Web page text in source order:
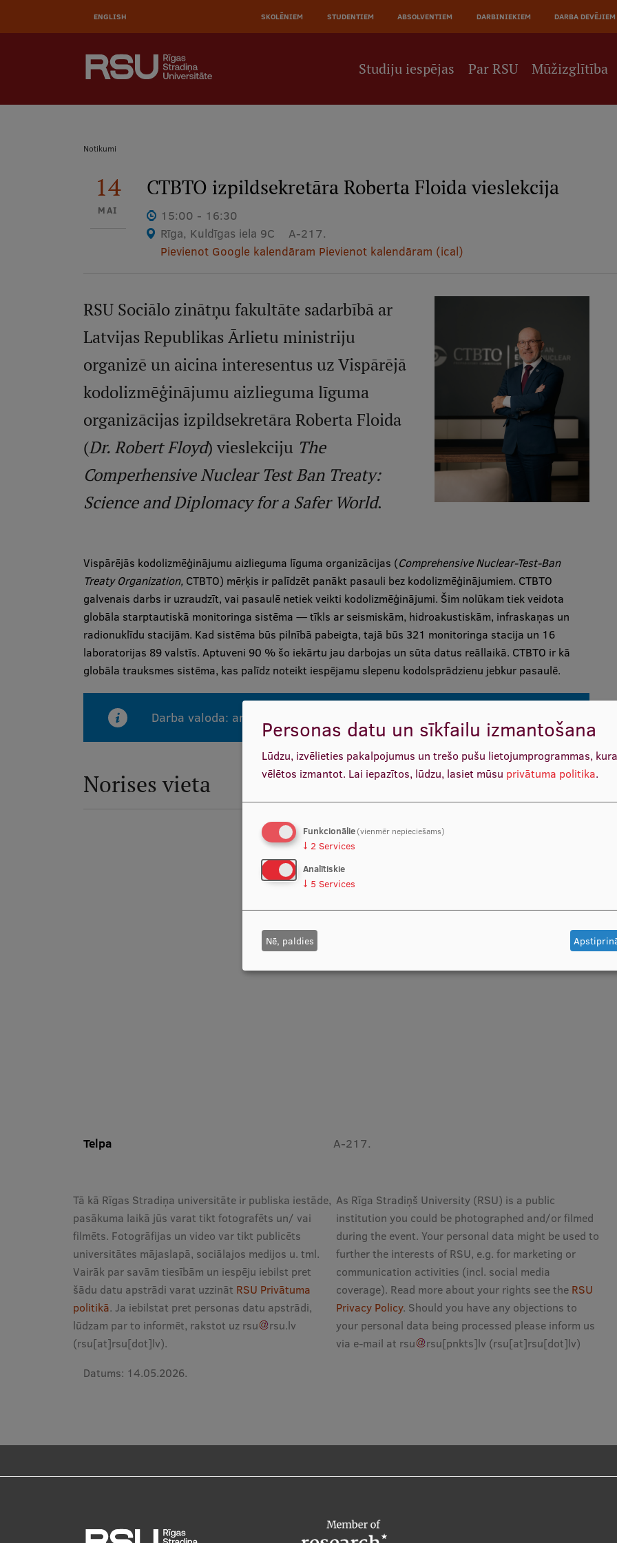
ENGLISH AUGŠĒJĀ
IZVĒLNE
SKOLĒNIEM STUDENTIEM ABSOLVENTIEM DARBINIEKIEM DARBA DEVĒJIEM
Studiju iespējas Par RSU Mūžizglītība
Atpakaļceļš
Notikumi
14
MAI
CTBTO izpildsekretāra Roberta Floida vieslekcija
15:00 - 16:30
Rīga, Kuldīgas iela 9C
A-217.
Pievienot Google kalendāram Pievienot kalendāram (ical)
RSU Sociālo zinātņu fakultāte sadarbībā ar
Latvijas Republikas Ārlietu ministriju
organizē un aicina interesentus uz Vispārējā
kodolizmēģinājumu aizlieguma līguma
organizācijas izpildsekretāra Roberta Floida
(Dr. Robert Floyd) vieslekciju The
Comperhensive Nuclear Test Ban Treaty:
Science and Diplomacy for a Safer World.
Vispārējās kodolizmēģinājumu aizlieguma līguma organizācijas (Comprehensive Nuclear-Test-Ban
Treaty Organization, CTBTO) mērķis ir palīdzēt panākt pasauli bez kodolizmēģinājumiem. CTBTO
galvenais darbs ir uzraudzīt, vai pasaulē netiek veikti kodolizmēģinājumi. Šim nolūkam tiek veidota
globāla starptautiskā monitoringa sistēma — tīkls ar seismiskām, hidroakustiskām, infraskaņas un
radionuklīdu stacijām. Kad sistēma būs pilnībā pabeigta, tajā būs 321 monitoringa stacija un 16
laboratorijas 89 valstīs. Aptuveni 90 % šo iekārtu jau darbojas un sūta datus reāllaikā. CTBTO ir kā
globāla trauksmes sistēma, kas palīdz noteikt iespējamu slepenu kodolsprādzienu jebkur pasaulē.
Darba valoda: angļu.
Norises vieta
Telpa A-217.
Tā kā Rīgas Stradiņa universitāte ir publiska iestāde,
pasākuma laikā jūs varat tikt fotografēts un/ vai
filmēts. Fotogrāfijas un video var tikt publicēts
universitātes mājaslapā, sociālajos medijos u. tml.
Vairāk par savām tiesībām un iespēju iebilst pret
šādu datu apstrādi varat uzzināt RSU Privātuma
politikā. Ja iebilstat pret personas datu apstrādi,
lūdzam par to informēt, rakstot uz rsu rsu.lv
(rsu[at]rsu[dot]lv).
As Rīga Stradiņš University (RSU) is a public
institution you could be photographed and/or filmed
during the event. Your personal data might be used to
further the interests of RSU, e.g. for marketing or
communication activities (incl. social media
coverage). Read more about your rights see the RSU
Privacy Policy. Should you have any objections to
your personal data being processed please inform us
via e-mail at rsu rsu[pnkts]lv (rsu[at]rsu[dot]lv)
Datums: 14.05.2026.
Personas datu un sīkfailu izmantošana
Lūdzu, izvēlieties pakalpojumus un trešo pušu lietojumprogrammas,
vēlētos izmantot. Lai iepazītos, lūdzu, lasiet mūsu privātuma politika.
Funkcionālie(vienmēr nepieciešams)
↓ 2 Services
Analītiskie
↓ 5 Services
Nē, paldies